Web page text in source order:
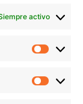
activo
está bajo